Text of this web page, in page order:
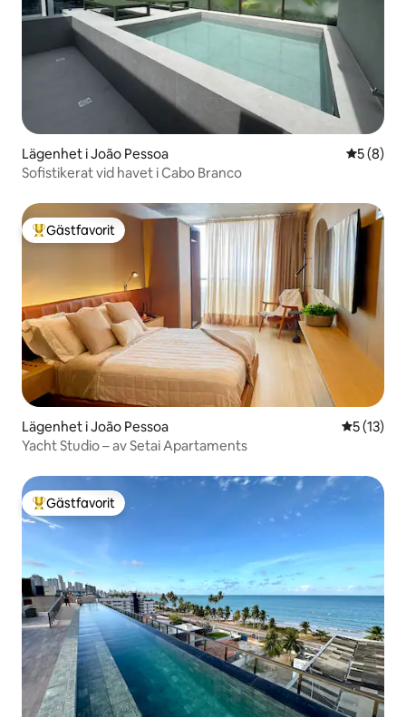
Lägenhet i João Pessoa 5 av 5 i
5 (8)
Sofistikerat vid havet i Cabo Branco
Populär gästfavorit
Gästfavorit
Lägenhet i João Pessoa 5 av 5 i
5 (13)
Yacht Studio – av Setai Apartaments
Populär gästfavorit
Gästfavorit